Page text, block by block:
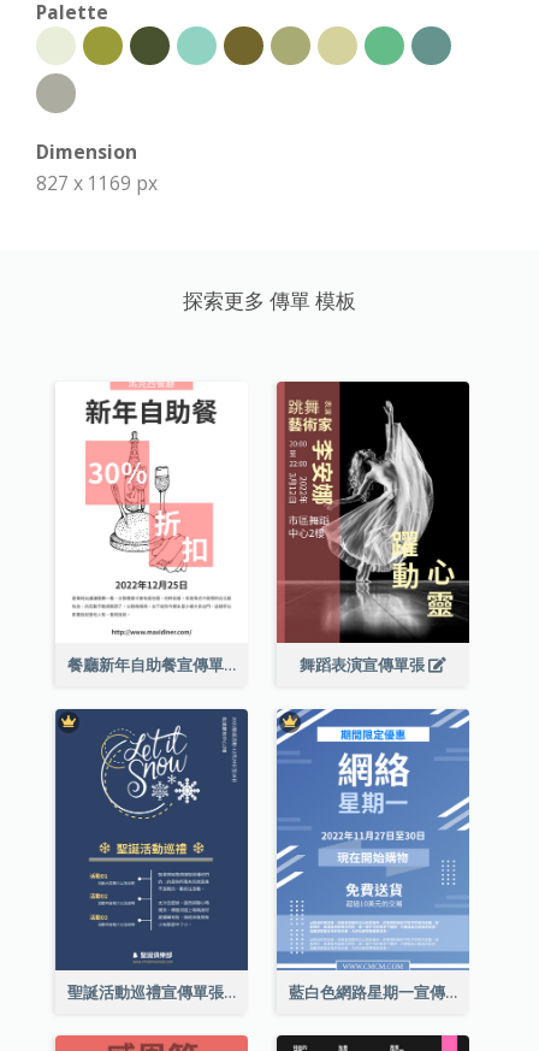
Palette
Dimension
827 x 1169 px
探索更多 傳單 模板
餐廳新年自助餐宣傳單張 舞蹈表演宣傳單張
聖誕活動巡禮宣傳單張(附介紹) 藍白色網路星期一宣傳單張